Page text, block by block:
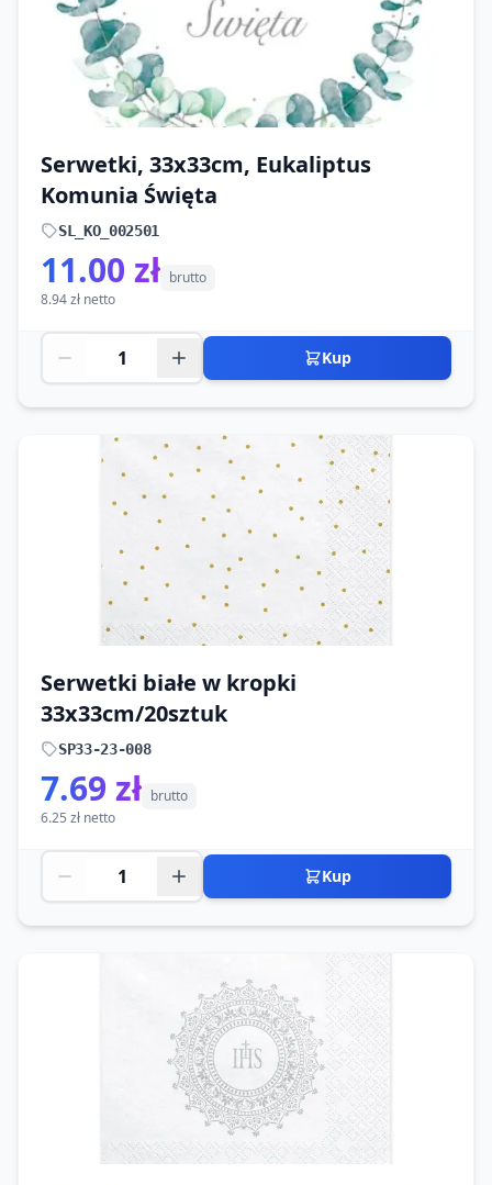
Serwetki, 33x33cm, Eukaliptus
Komunia Święta
SL_KO_002501
11.00 zł brutto
8.94 zł netto
Kup
Serwetki białe w kropki
33x33cm/20sztuk
SP33-23-008
7.69 zł brutto
6.25 zł netto
Kup